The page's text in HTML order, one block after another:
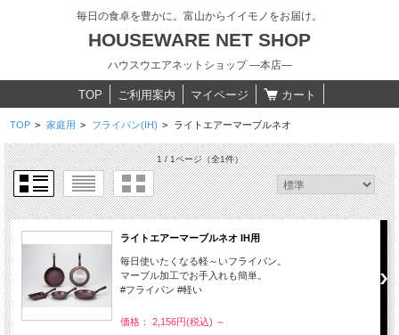
毎日の食卓を豊かに。富山からイイモノをお届け。
HOUSEWARE NET SHOP
ハウスウエアネットショップ ―本店―
TOP ご利用案内 マイページ カート
TOP > 家庭用 > フライパン(IH) > ライトエアーマーブルネオ
1 / 1ページ（全1件）
ライトエアーマーブルネオ IH用
毎日使いたくなる軽～いフライパン。
マーブル加工でお手入れも簡単。
#フライパン #軽い
価格： 2,156円(税込) ～